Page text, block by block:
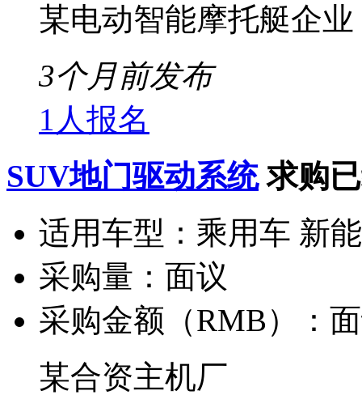
某电动智能摩托艇企业
3个月前发布
1人报名
SUV地门驱动系统 求购
适用车型： 乘用车 新
采购量： 面议
采购金额（RMB）：
某合资主机厂